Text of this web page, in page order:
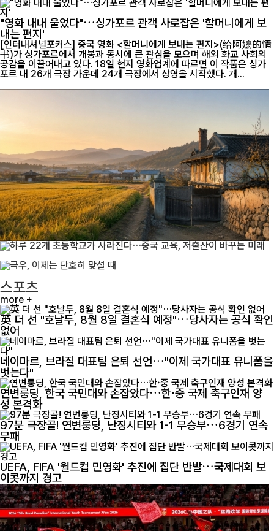
"영화 내내 울었다"…싱가포르 관객 사로잡은 '할머니에게 보
내는 편지'
[인터내셔널포커스] 중국 영화 <할머니에게 보내는 편지>(给阿嬷的情
书)가 싱가포르에서 개봉과 동시에 큰 관심을 모으며 해외 화교 사회의
공감을 이끌어내고 있다. 18일 현지 영화업계에 따르면 이 작품은 싱가
포르 내 26개 극장 가운데 24개 극장에서 상영을 시작했다. 개...
스포츠
more +
英 더 선 "호날두, 8월 8일 결혼식 예정"…당사자는 공식 확인
없어
네이마르, 브라질 대표팀 은퇴 선언…"이제 국가대표 유니폼을
벗는다"
연변룽딩, 한국 국민대와 손잡았다…한·중 국제 축구인재 양
성 본격화
97분 극장골! 연변룽딩, 난징시티와 1-1 무승부…6경기 연속
무패
UEFA, FIFA '월드컵 민영화' 추진에 집단 반발…국제대회 보
이콧까지 경고